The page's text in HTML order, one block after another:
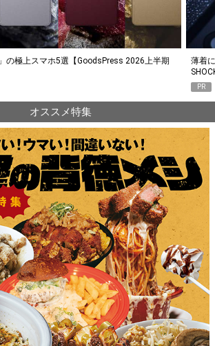
の極上スマホ5選【GoodsPress 2026上半期
薄着
PR
オススメ特集